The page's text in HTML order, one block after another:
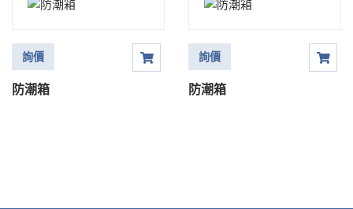
詢價
防潮箱
詢價
防潮箱